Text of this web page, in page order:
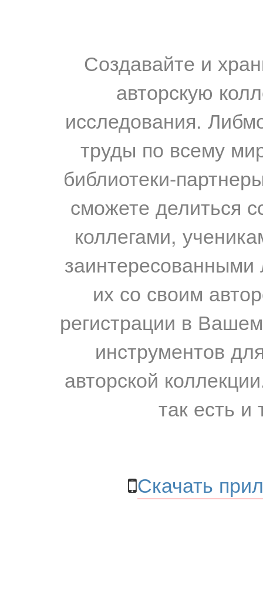
Создавайте и
авторскую
исследования.
труды по всему
библиотеки-
сможете делиться
коллегами,
их со своим
регистрации в
инструментов
авторской
так есть и
Скачать